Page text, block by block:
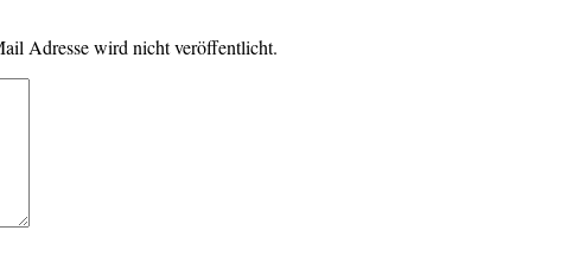
Adresse wird nicht veröffentlicht.